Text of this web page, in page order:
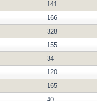
141
166
328
155
34
120
165
40